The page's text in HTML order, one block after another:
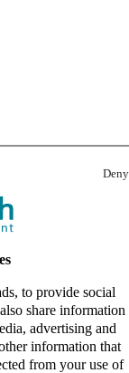
Deny
to provide social
share information
advertising and
information that
from your use of